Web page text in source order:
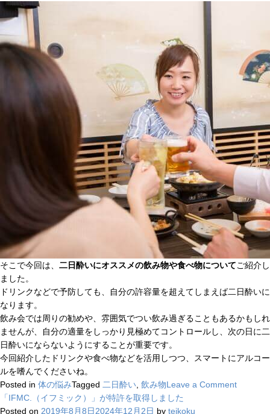
そこで今回は、 二日酔いにオススメの飲み物や食べ物についてご紹介し
ました。
ドリンクなどで予防しても、自分の許容量を超えてしまえば二日酔いに
なります。
飲み会では周りの勧めや、雰囲気でつい飲み過ぎることもあるかもしれ
ませんが、自分の適量をしっかり見極めてコントロールし、次の日に二
日酔いにならないようにすることが重要です。
今回紹介したドリンクや食べ物などを活用しつつ、スマートにアルコー
ルを嗜んでくださいね。
Posted in 体の悩みTagged 二日酔い 飲み物Leave a Commenton
「IFMC.（イフミック）」が特許を取得しました
Posted on 2019年8月8日2024年12月2日 by teikoku